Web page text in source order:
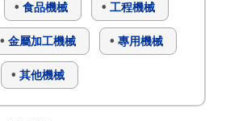
食品機械 工程機械
金屬加工機械 專用機械
其他機械